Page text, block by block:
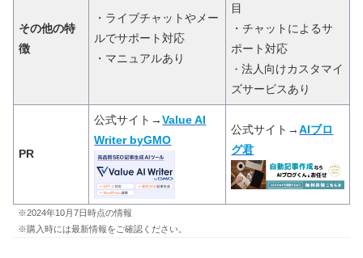
その他の特
徴
・ライブチャットやメー
ルでサポート対応
・マニュアルあり
目
・チャットによるサ
ポート対応
・法人向けカスタマイ
ズサービスあり
PR
公式サイト→Value AI
Writer byGMO
公式サイト→AIブロ
グ君
※2024年10月7日時点の情報
※購入時には最新情報をご確認ください。